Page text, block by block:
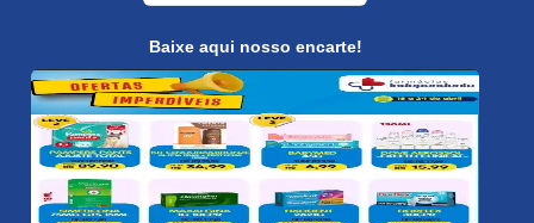
Baixe aqui nosso encarte!